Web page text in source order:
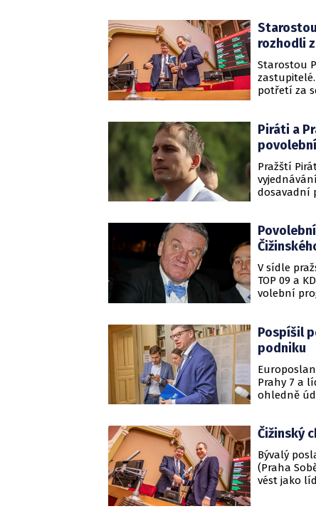
rozhodli
Starostou
potřetí za
Společně -
obyvatel.
Piráti a
Pražští
dosavadní
V sídle
TOP 09 a
volební
a STAN.
Pospíšil
podniku
Prahy 7 a
ohledně
Čižinský
Bývalý
(Praha
vést jako